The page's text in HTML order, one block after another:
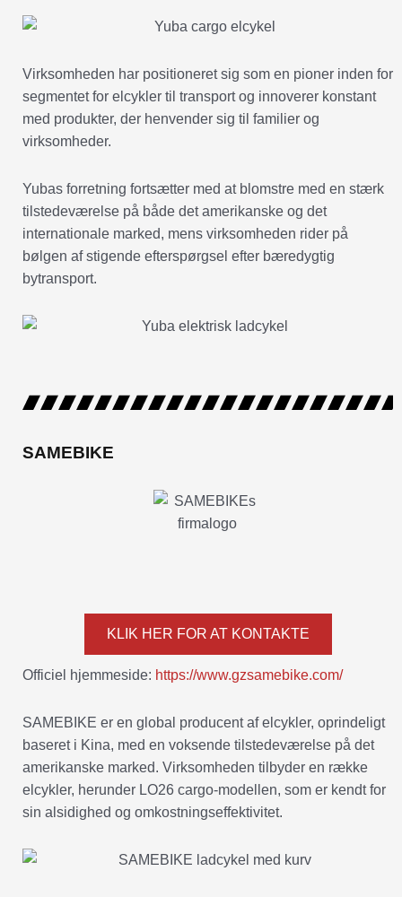
Virksomheden har positioneret sig som en pioner inden for
segmentet for elcykler til transport og innoverer konstant
med produkter, der henvender sig til familier og
virksomheder.
Yubas forretning fortsætter med at blomstre med en stærk
tilstedeværelse på både det amerikanske og det
internationale marked, mens virksomheden rider på
bølgen af stigende efterspørgsel efter bæredygtig
bytransport.
SAMEBIKE
KLIK HER FOR AT KONTAKTE
Officiel hjemmeside: https://www.gzsamebike.com/
SAMEBIKE er en global producent af elcykler, oprindeligt
baseret i Kina, med en voksende tilstedeværelse på det
amerikanske marked. Virksomheden tilbyder en række
elcykler, herunder LO26 cargo-modellen, som er kendt for
sin alsidighed og omkostningseffektivitet.